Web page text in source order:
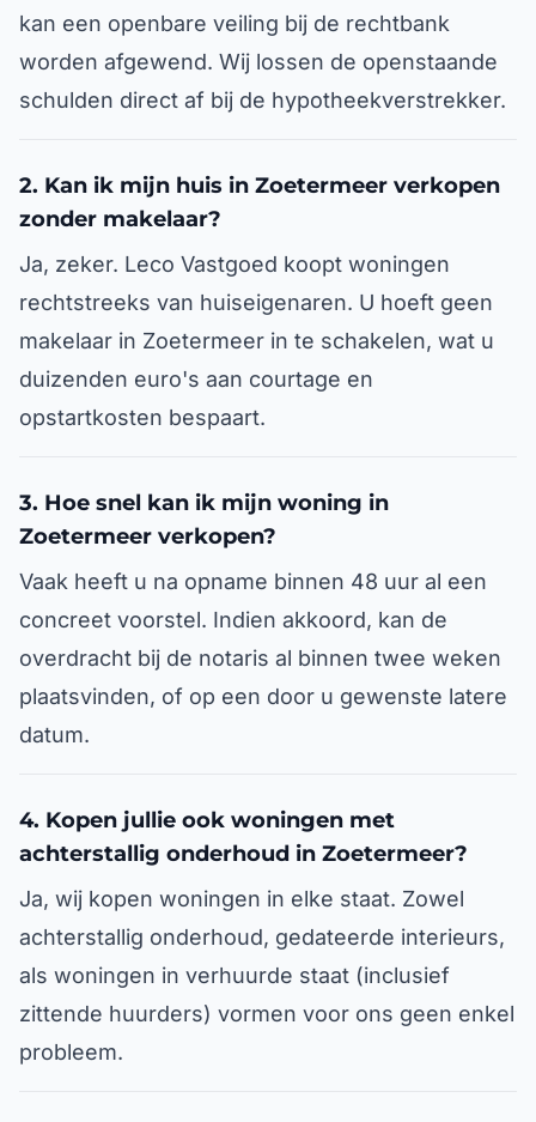
kan een openbare veiling bij de rechtbank
worden afgewend. Wij lossen de openstaande
schulden direct af bij de hypotheekverstrekker.
2. Kan ik mijn huis in Zoetermeer verkopen
zonder makelaar?
Ja, zeker. Leco Vastgoed koopt woningen
rechtstreeks van huiseigenaren. U hoeft geen
makelaar in Zoetermeer in te schakelen, wat u
duizenden euro's aan courtage en
opstartkosten bespaart.
3. Hoe snel kan ik mijn woning in
Zoetermeer verkopen?
Vaak heeft u na opname binnen 48 uur al een
concreet voorstel. Indien akkoord, kan de
overdracht bij de notaris al binnen twee weken
plaatsvinden, of op een door u gewenste latere
datum.
4. Kopen jullie ook woningen met
achterstallig onderhoud in Zoetermeer?
Ja, wij kopen woningen in elke staat. Zowel
achterstallig onderhoud, gedateerde interieurs,
als woningen in verhuurde staat (inclusief
zittende huurders) vormen voor ons geen enkel
probleem.